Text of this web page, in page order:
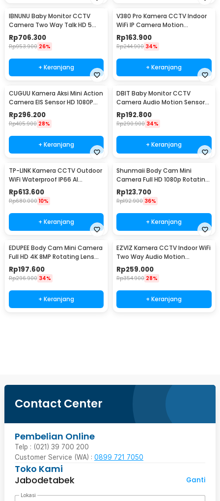
IBNUNU Baby Monitor CCTV
Camera Two Way Talk HD 5
Inch Monitor 3000mAh - SM650
Rp706.300
Rp953.900 26%
+ Keranjang
V380 Pro Kamera CCTV Indoor
WiFi IP Camera Motion
Detection 1MP 720P - Q6X
Rp163.900
Rp244.900 34%
+ Keranjang
CUGUU Kamera Aksi Mini Action
Camera EIS Sensor HD 1080P
WiFi 500mAh - C3PRO
Rp296.200
Rp405.900 28%
+ Keranjang
DBIT Baby Monitor CCTV
Camera Audio Motion Sensor
WiFi 1080P 2MP - SPT-IDC-99
Rp192.800
Rp290.900 34%
+ Keranjang
TP-LINK Kamera CCTV Outdoor
WiFi Waterproof IP66 AI
Detection 4MP 2K - Tapo
C520WS
Rp613.600
Rp680.000 10%
+ Keranjang
Shunmaii Body Cam Mini
Camera Full HD 1080p Rotating
Lens with WiFi - L8
Rp123.700
Rp192.900 36%
+ Keranjang
EDUPEE Body Cam Mini Camera
Full HD 4K 8MP Rotating Lens
600mAh without WiFi - ZC-M11
Rp197.600
Rp296.900 34%
+ Keranjang
EZVIZ Kamera CCTV Indoor WiFi
Two Way Audio Motion
Detection 2MP 1080P - H1C 2MP
Rp259.000
Rp354.900 28%
+ Keranjang
Contact Center
Pembelian Online
Telp : (021) 39 700 200
Customer Service (WA) : 0899 721 7050
Toko Kami
Jabodetabek
Ganti
Lokasi